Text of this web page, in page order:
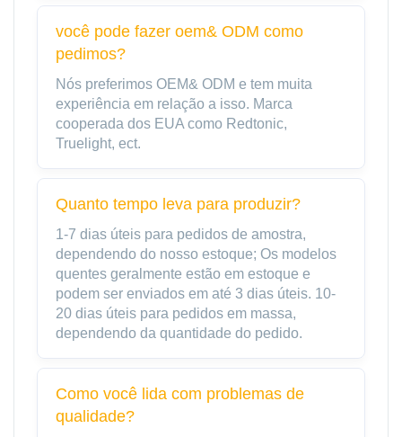
você pode fazer oem& ODM como
pedimos?
Nós preferimos OEM& ODM e tem muita
experiência em relação a isso. Marca
cooperada dos EUA como Redtonic,
Truelight, ect.
Quanto tempo leva para produzir?
1-7 dias úteis para pedidos de amostra,
dependendo do nosso estoque; Os modelos
quentes geralmente estão em estoque e
podem ser enviados em até 3 dias úteis. 10-
20 dias úteis para pedidos em massa,
dependendo da quantidade do pedido.
Como você lida com problemas de
qualidade?